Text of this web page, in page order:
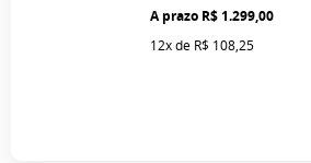
R$ 1.299,00
12xde R$ 108,25